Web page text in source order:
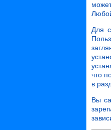
Для
что
в
Вы